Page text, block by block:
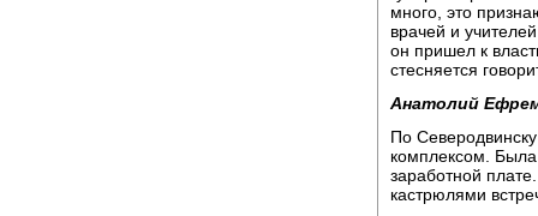
много, это
врачей и
он пришел к
стесняется
Анатолий
По
комплексом.
заработной
кастрюлями